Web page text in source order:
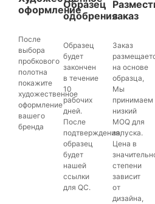
оформление
После
выбора
пробкового
полотна
покажите
художественное
оформление
вашего
бренда
Образец
одобрения
Образец
будет
закончен
в течение
10
рабочих
дней.
После
подтверждения,
образец
будет
нашей
ссылки
для QC.
заказ
Заказ
на основе
образца,
Мы
принимаем
низкий
MOQ для
запуска.
Цена в
степени
зависит
от
дизайна,